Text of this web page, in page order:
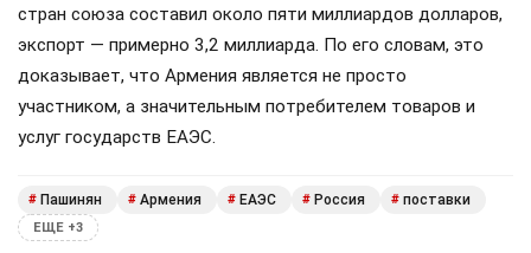
стран союза составил около пяти миллиардов долларов,
экспорт — примерно 3,2 миллиарда. По его словам, это
доказывает, что Армения является не просто
участником, а значительным потребителем товаров и
услуг государств ЕАЭС.
# Пашинян # Армения # ЕАЭС # Россия # поставки
ЕЩЕ +3